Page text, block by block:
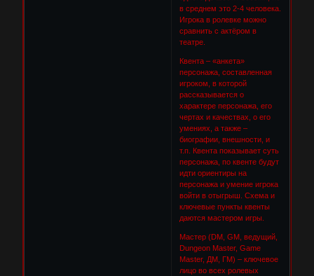
в среднем это 2-4 человека.
Игрока в ролевке можно
сравнить с актёром в
театре.
Квента – «анкета»
персонажа, составленная
игроком, в которой
рассказывается о
характере персонажа, его
чертах и качествах, о его
умениях, а также –
биографии, внешности, и
т.п. Квента показывает суть
персонажа, по квенте будут
идти ориентиры на
персонажа и умение игрока
войти в отыгрыш. Схема и
ключевые пункты квенты
даются мастером игры.
Мастер (DM, GM, ведущий,
Dungeon Master, Game
Master, ДМ, ГМ) – ключевое
лицо во всех ролевых